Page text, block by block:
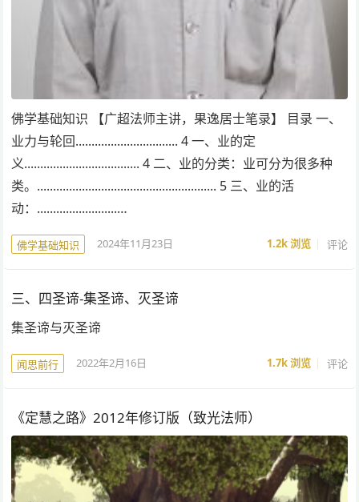
佛学基础知识 【广超法师主讲，果逸居士笔录】 目录 一、
业力与轮回................................ 4 一、业的定
义.................................... 4 二、业的分类：业可分为很多种
类。........................................................ 5 三、业的活
动：.........................…
佛学基础知识 2024年11月23日 1.2k浏览 评论
三、四圣谛-集圣谛、灭圣谛
集圣谛与灭圣谛
闻思前行 2022年2月16日 1.7k浏览 评论
《定慧之路》2012年修订版（致光法师）